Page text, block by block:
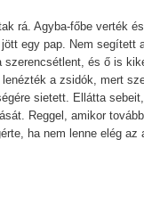
Agyba-főbe verték
egy pap. Nem segített
szerencsétlent, és ő is
a zsidók, mert
sietett. Ellátta
Reggel, amikor
ha nem lenne elég az